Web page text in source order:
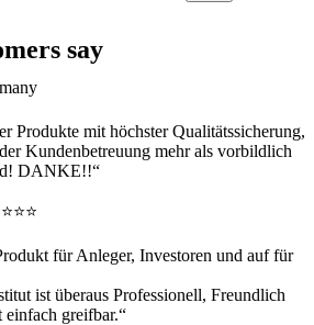
say
Produkte mit höchster Qualitätssicherung,
Kundenbetreuung mehr als vorbildlich
DANKE!!“
für Anleger, Investoren und auf für
ist überaus Professionell, Freundlich
einfach greifbar.“